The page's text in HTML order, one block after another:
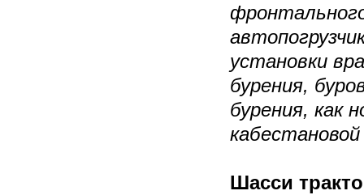
установки
бурения,
бурения, как
Шасси